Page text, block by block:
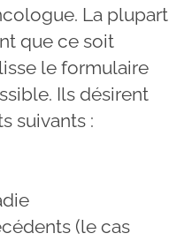
La plupart
que ce soit
le formulaire
Ils désirent
suivants :
(le cas